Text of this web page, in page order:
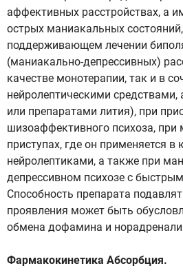
аффективных расстройствах, а
острых маниакальных
поддерживающем лечении
(маниакально-депрессивных)
качестве монотерапии, так и в
нейролептическими средствами,
или препаратами лития), при
шизоаффективного психоза,
приступах, где он применяется в
нейролептиками, а также при
депрессивном психозе с
Способность препарата
проявления может быть
обмена дофамина и
Фармакокинетика Абсорбция.